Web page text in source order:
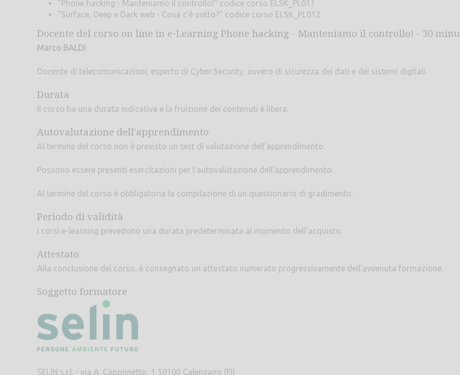
"Phone hacking - Manteniamo il controllo!" codice corso ELSK_PL011
"Surface, Deep e Dark web - Cosa c'è sotto?" codice corso ELSK_PL012
Docente del corso on line in e-Learning Phone hacking - Manteniamo il controllo! - 30
Marco BALDI
Docente di telecomunicazioni, esperto di Cyber Security, ovvero di sicurezza dei dati e dei sistemi digitali.
Durata
Il corso ha una durata indicativa e la fruizione dei contenuti è libera.
Autovalutazione dell'apprendimento
Al termine del corso non è previsto un test di valutazione dell'apprendimento.
Possono essere presenti esercitazioni per l'autovalutazione dell'apprendimento.
Al termine del corso è obbligatoria la compilazione di un questionario di gradimento.
Periodo di validità
I corsi e-learning prevedono una durata predeterminata al momento dell'acquisto.
Attestato
Alla conclusione del corso, è consegnato un attestato numerato progressivamente dell'avvenuta formazione.
Soggetto formatore
SELIN s.r.l. - via A. Caponnetto, 1 50100 Calenzano (FI)